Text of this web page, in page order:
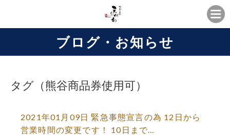
ブログ・お知らせ
タグ（熊谷商品券使用可）
2021年01月09日 緊急事態宣言の為 12日から
営業時間の変更です！ 10日まで…